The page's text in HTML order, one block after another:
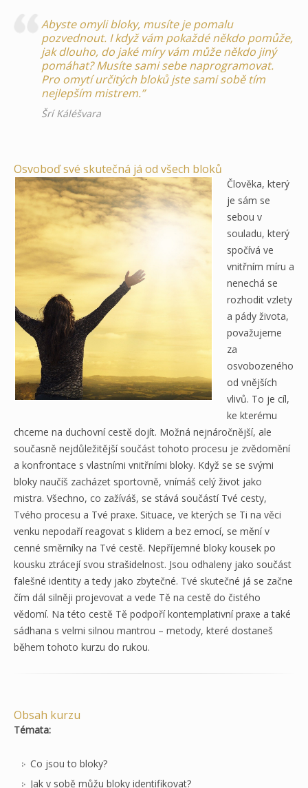
Abyste omyli bloky, musíte je pomalu
pozvednout. I když vám pokaždé někdo pomůže,
jak dlouho, do jaké míry vám může někdo jiný
pomáhat? Musíte sami sebe naprogramovat.
Pro omytí určitých bloků jste sami sobě tím
nejlepším mistrem.”
Šrí Káléšvara
Osvoboď své skutečná já od všech bloků
Člověka, který
je sám se
sebou v
souladu, který
spočívá ve
vnitřním míru a
nenechá se
rozhodit vzlety
a pády života,
považujeme
za
osvobozeného
od vnějších
vlivů. To je cíl,
ke kterému
chceme na duchovní cestě dojít. Možná nejnáročnější, ale
současně nejdůležitější součást tohoto procesu je zvědomění
a konfrontace s vlastními vnitřními bloky. Když se se svými
bloky naučíš zacházet sportovně, vnímáš celý život jako
mistra. Všechno, co zažíváš, se stává součástí Tvé cesty,
Tvého procesu a Tvé praxe. Situace, ve kterých se Ti na věci
venku nepodaří reagovat s klidem a bez emocí, se mění v
cenné směrníky na Tvé cestě. Nepříjemné bloky kousek po
kousku ztrácejí svou strašidelnost. Jsou odhaleny jako součást
falešné identity a tedy jako zbytečné. Tvé skutečné já se začne
čím dál silněji projevovat a vede Tě na cestě do čistého
vědomí. Na této cestě Tě podpoří kontemplativní praxe a také
sádhana s velmi silnou mantrou – metody, které dostaneš
během tohoto kurzu do rukou.
Obsah kurzu
Témata:
Co jsou to bloky?
Jak v sobě můžu bloky identifikovat?